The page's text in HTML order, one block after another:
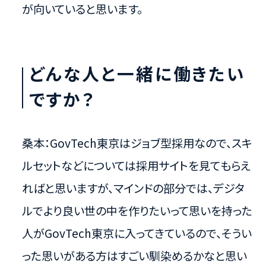
が向いていると思います。
どんな人と一緒に働きたい
ですか？
桑本：GovTech東京はジョブ型採用なので、スキ
ルセットなどについては採用サイトを見てもらえ
ればと思いますが、マインドの部分では、デジタ
ルでより良い世の中を作りたいって思いを持った
人がGovTech東京に入ってきているので、そうい
った思いがある方はすごい馴染めるかなと思い